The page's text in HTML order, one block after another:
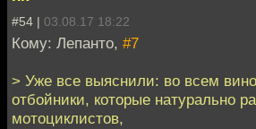
#54 | 03.08.17 18:22
Кому: Лепанто, #7
> Уже все выяснили: во всем
отбойники, которые натурально
мотоциклистов,